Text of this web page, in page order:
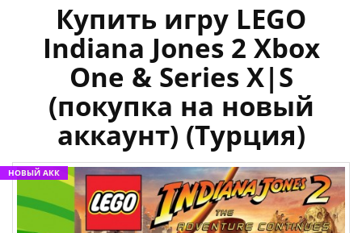
Купить игру LEGO
Indiana Jones 2 Xbox
One & Series X|S
(покупка на новый
аккаунт) (Турция)
НОВЫЙ АКК